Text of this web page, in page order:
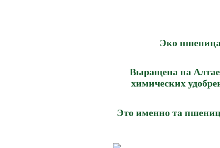
Эко пшеница
Выращена на
химических
Это именно та